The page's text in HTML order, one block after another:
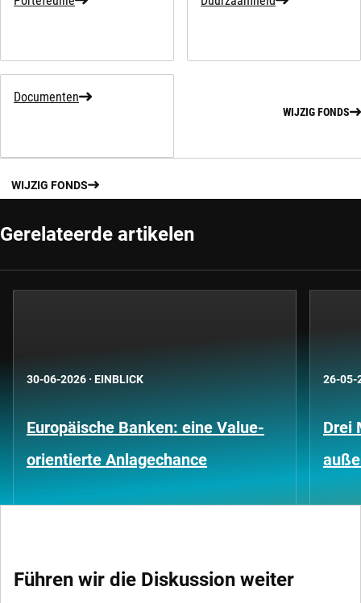
Documenten
WIJZIG FONDS
WIJZIG FONDS
Gerelateerde artikelen
30-06-2026 · EINBLICK
Europäische Banken: eine Value-
orientierte Anlagechance
26-05-
Drei
Führen wir die Diskussion weiter